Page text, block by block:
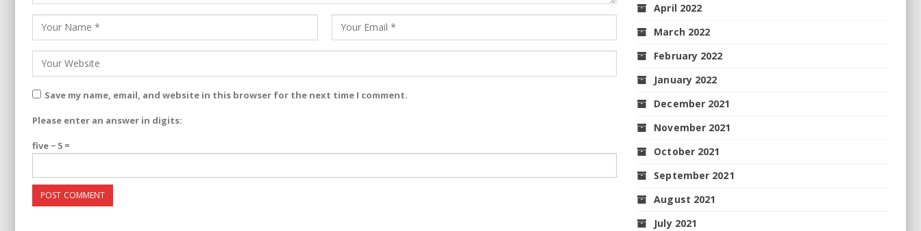
Save my name, email, and website in this browser for the next time I comment.
Please enter an answer in digits:
five − 5 =
April 2022
March 2022
February 2022
January 2022
December 2021
November 2021
October 2021
September 2021
August 2021
July 2021